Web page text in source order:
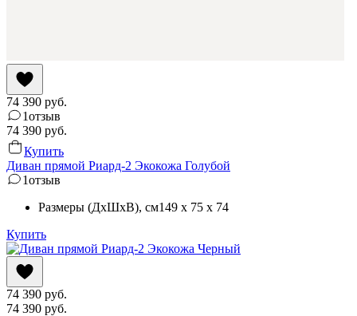
74 390 руб.
1отзыв
74 390 руб.
Купить
Диван прямой Риард-2 Экокожа Голубой
1отзыв
Размеры (ДхШхВ), см149 x 75 x 74
Купить
74 390 руб.
74 390 руб.